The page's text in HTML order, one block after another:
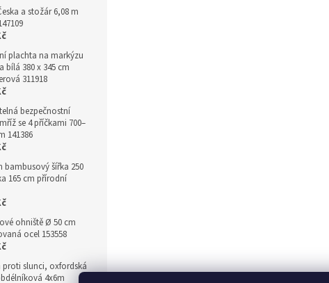
a stožár 6,08 m
plachta na markýzu
bílá 380 x 345 cm
311918
bezpečnostní
se 4 příčkami 700–
141386
bambusový šířka 250
165 cm přírodní
ohniště Ø 50 cm
ocel 153558
proti slunci, oxfordská
4x6m